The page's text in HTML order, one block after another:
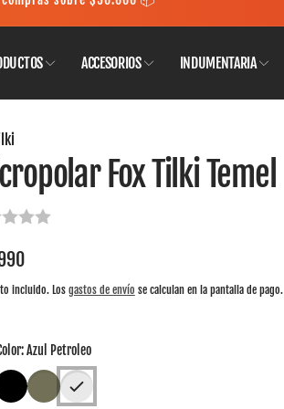
ACCESORIOS INDUMENTARIA
Fox Tilki Temel
incluido. Los gastos de envío se calculan en la pantalla de pago.
Azul Petroleo
en 24 horas